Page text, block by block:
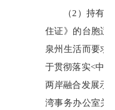
（2）持有《
住证》的台胞适
泉州生活而要求
于贯彻落实<中
两岸融合发展示
湾事务办公室关